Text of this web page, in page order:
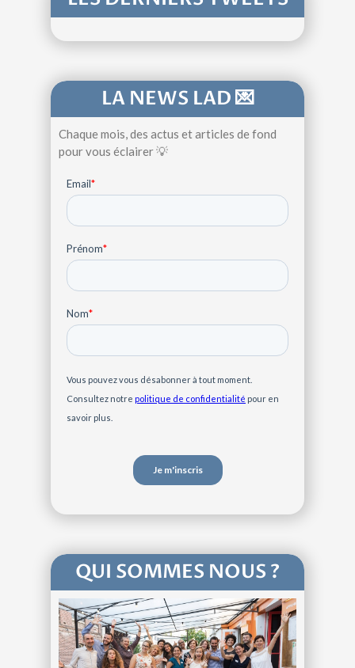
LA NEWS LAD 💌
Chaque mois, des actus et articles de fond
pour vous éclairer 💡
QUI SOMMES NOUS ?